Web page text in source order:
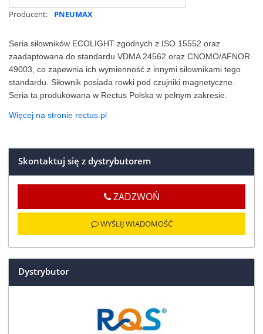
Producent: PNEUMAX
Seria siłowników ECOLIGHT zgodnych z ISO 15552 oraz
zaadaptowana do standardu VDMA 24562 oraz CNOMO/AFNOR
49003, co zapewnia ich wymienność z innymi siłownikami tego
standardu. Siłownik posiada rowki pod czujniki magnetyczne.
Seria ta produkowana w Rectus Polska w pełnym zakresie.
Więcej na stronie rectus.pl
Skontaktuj się z dystrybutorem
ZADZWOŃ
WYŚLIJ WIADOMOŚĆ
Dystrybutor